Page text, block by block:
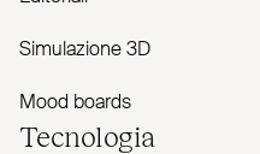
Simulazione 3D
Mood boards
Tecnologia